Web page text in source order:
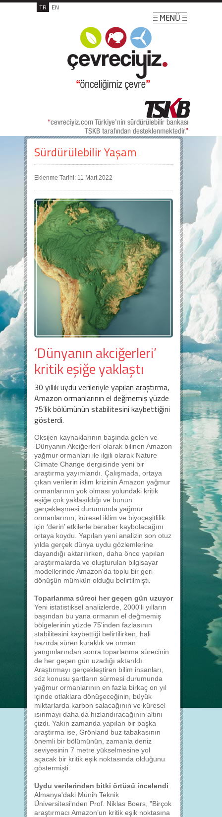
TR EN
Sürdürülebilir Yaşam
Eklenme Tarihi: 11 Mart 2022
‘Dünyanın akciğerleri’
kritik eşiğe yaklaştı
30 yıllık uydu verileriyle yapılan araştırma,
Amazon ormanlarının el değmemiş yüzde
75’lik bölümünün stabilitesini kaybettiğini
gösterdi.
Oksijen kaynaklarının başında gelen ve
‘Dünyanın Akciğerleri’ olarak bilinen Amazon
yağmur ormanları ile ilgili olarak Nature
Climate Change dergisinde yeni bir
araştırma yayımlandı. Çalışmada, ortaya
çıkan verilerin iklim krizinin Amazon yağmur
ormanlarının yok olması yolundaki kritik
eşiğe çok yaklaşıldığı ve bunun
gerçekleşmesi durumunda yağmur
ormanlarının, küresel iklim ve biyoçeşitlilik
için ‘derin’ etkilerle beraber kaybolacağını
ortaya koydu. Yapılan yeni analizin son otuz
yılda gerçek dünya uydu gözlemlerine
dayandığı aktarılırken, daha önce yapılan
araştırmalarda ve oluşturulan bilgisayar
modellerinde Amazon'da toplu bir geri
dönüşün mümkün olduğu belirtilmişti.
Toparlanma süreci her geçen gün uzuyor
Yeni istatistiksel analizlerde, 2000'li yılların
başından bu yana ormanın el değmemiş
bölgelerinin yüzde 75'inden fazlasının
stabilitesini kaybettiği belirtilirken, hali
hazırda süren kuraklık ve orman
yangınlarından sonra toparlanma sürecinin
de her geçen gün uzadığı aktarıldı.
Araştırmayı gerçekleştiren bilim insanları,
söz konusu şartların sürmesi durumunda
yağmur ormanlarının en fazla birkaç on yıl
içinde otlaklara dönüşeceğinin, büyük
miktarlarda karbon salacağının ve küresel
ısınmayı daha da hızlandıracağının altını
çizdi. Yakın zamanda yapılan bir başka
araştırma ise, Grönland buz tabakasının
önemli bir bölümünün, zamanla deniz
seviyesinin 7 metre yükselmesine yol
açacak bir kritik eşik noktasında olduğunu
göstermişti.
Uydu verilerinden bitki örtüsü incelendi
Almanya'daki Münih Teknik
Üniversitesi'nden Prof. Niklas Boers, "Birçok
araştırmacı Amazon’un kritik eşik noktasına